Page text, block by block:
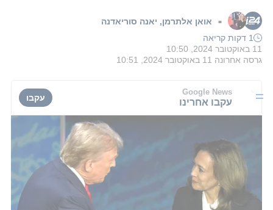
■ אואן אלתרמן, יאנה סוריאדנה
1 דקות קריאה
11 באוקטובר 2024, 10:50
גרסה אחרונה 11 באוקטובר 2024, 10:51
Google News
עקבו אחרינו עקבו